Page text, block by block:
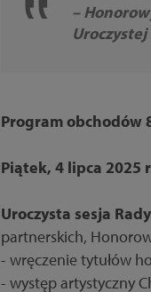
–
Program obchodów
Piątek, 4 lipca 2025
Uroczysta sesja
partnerskich,
- wręczenie tytułów
- występ artystyczny